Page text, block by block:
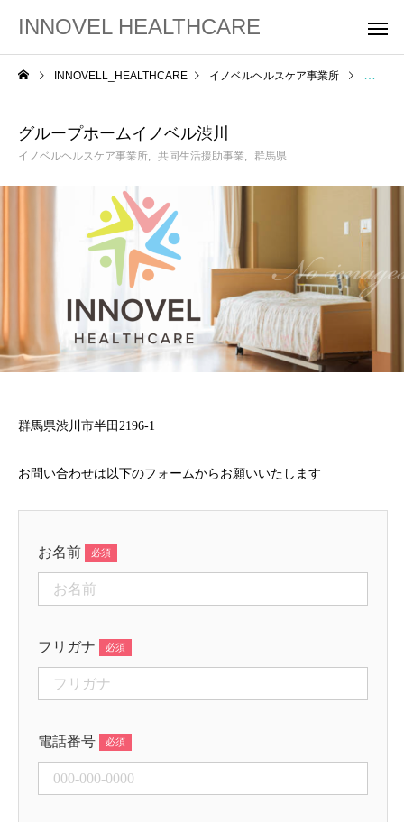
INNOVEL HEALTHCARE
INNOVELL_HEALTHCARE イノベルヘルスケア事業所 グルー
グループホームイノベル渋川
イノベルヘルスケア事業所 共同生活援助事業 群馬県
群馬県渋川市半田2196-1
お問い合わせは以下のフォームからお願いいたします
お名前
フリガナ
電話番号